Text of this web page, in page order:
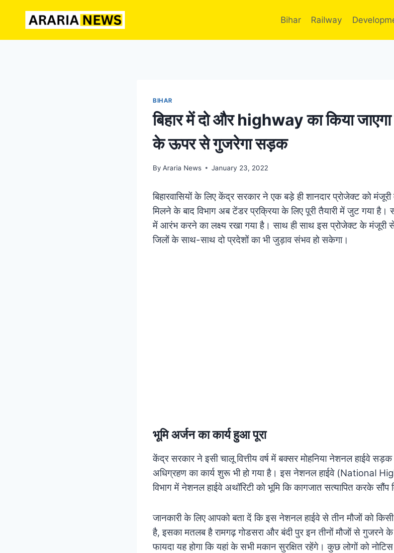
Bihar Railway
BIHAR
बिहार में दो और highway का किया जाएगा
के ऊपर से गुजरेगा सड़क
By Araria News January 23, 2022
बिहारवासियों के लिए केंद्र सरकार ने एक बड़े ही शानदार प्रोजेक्ट को
मिलने के बाद विभाग अब टेंडर प्रक्रिया के लिए पूरी तैयारी में जुट गया है।
में आरंभ करने का लक्ष्य रखा गया है। साथ ही साथ इस प्रोजेक्ट के मंजूरी
जिलों के साथ-साथ दो प्रदेशों का भी जुड़ाव संभव हो सकेगा।
भूमि अर्जन का कार्य हुआ पूरा
केंद्र सरकार ने इसी चालू वित्तीय वर्ष में बक्सर मोहनिया नेशनल हाईवे
अधिग्रहण का कार्य शुरू भी हो गया है। इस नेशनल हाईवे (National
विभाग में नेशनल हाईवे अथॉरिटी को भूमि कि कागजात सत्यापित करके सौंप
जानकारी के लिए आपको बता दें कि इस नेशनल हाईवे से तीन मौजों को किसी
है, इसका मतलब है रामगढ़ गोडसरा और बंदी पुर इन तीनों मौजों से गुजरने के
फायदा यह होगा कि यहां के सभी मकान सुरक्षित रहेंगे। कुछ लोगों को